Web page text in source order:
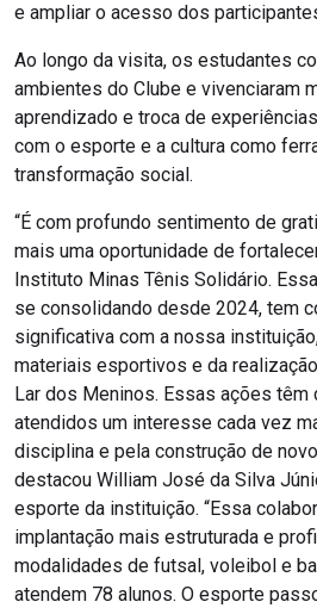
e ampliar o acesso dos
Ao longo da visita, os estudantes
ambientes do Clube e vivenciaram
aprendizado e troca de
com o esporte e a cultura como
transformação social.
“É com profundo sentimento de
mais uma oportunidade de
Instituto Minas Tênis Solidário.
se consolidando desde 2024, tem
significativa com a nossa
materiais esportivos e da
Lar dos Meninos. Essas ações
atendidos um interesse cada vez
disciplina e pela construção de
destacou William José da Silva
esporte da instituição. “Essa
implantação mais estruturada e
modalidades de futsal, voleibol e
atendem 78 alunos. O esporte